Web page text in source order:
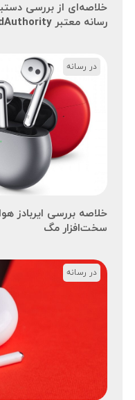
رسانه معتبر AndroidAuthority
سخت‌افزار مگ
در رسانه
در رسانه